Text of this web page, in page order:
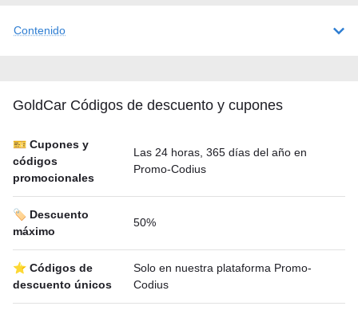
Contenido
GoldCar Códigos de descuento y cupones
🎫 Cupones y
códigos
promocionales
Las 24 horas, 365 días del año en
Promo-Codius
🏷️ Descuento
máximo
50%
⭐ Códigos de
descuento únicos
Solo en nuestra plataforma Promo-
Codius